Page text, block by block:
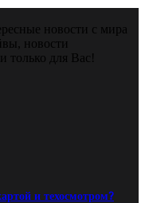
новости с мира
новости
только для Вас!
и техосмотром?